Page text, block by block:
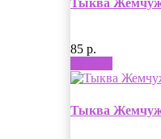
Тыква
85 р.
Тыква